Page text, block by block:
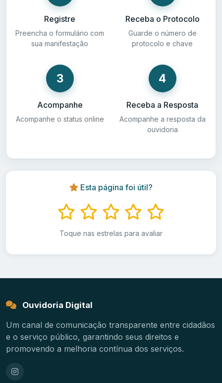
Registre
Preencha o formulário com
sua manifestação
Receba o Protocolo
Guarde o número de
protocolo e chave
3
Acompanhe
Acompanhe o status online
4
Receba a Resposta
Acompanhe a resposta da
ouvidoria
Esta página foi útil?
Toque nas estrelas para avaliar
Ouvidoria Digital
Um canal de comunicação transparente entre cidadãos
e o serviço público, garantindo seus direitos e
promovendo a melhoria contínua dos serviços.